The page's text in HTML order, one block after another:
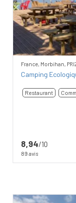
Previous
France, Morbihan,
Camping
Restaurant
8,94/10
89 avis